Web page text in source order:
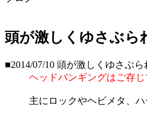
頭が激しくゆさぶら
■2014/07/10 頭が激しくゆさぶ
ヘッドバンギングはご存じ
主にロックやヘビメタ、